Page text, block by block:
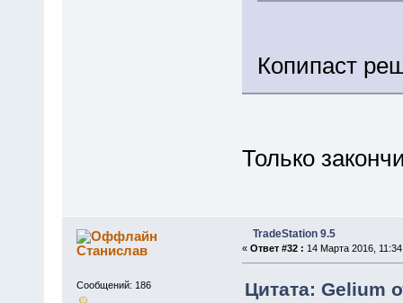
Копипаст
Только
Станислав
Сообщений: 186
TradeStation 9.5
« Ответ #32 : 14 Марта 2016,
Цитата: Gelium